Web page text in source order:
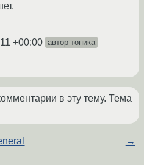
+00:00 автор топика
в эту тему. Тема
→